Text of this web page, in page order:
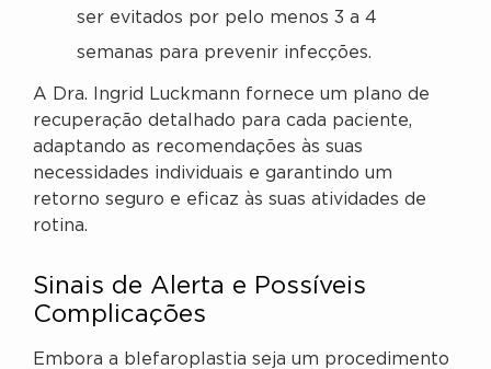
ser evitados por pelo menos 3 a 4
semanas para prevenir infecções.
A Dra. Ingrid Luckmann fornece um plano de
recuperação detalhado para cada paciente,
adaptando as recomendações às suas
necessidades individuais e garantindo um
retorno seguro e eficaz às suas atividades de
rotina.
Sinais de Alerta e Possíveis
Complicações
Embora a blefaroplastia seja um procedimento